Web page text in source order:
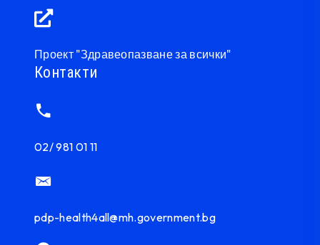
Проект "Здравеопазване за всички"
Контакти
02/ 981 01 11
pdp-health4all@mh.government.bg